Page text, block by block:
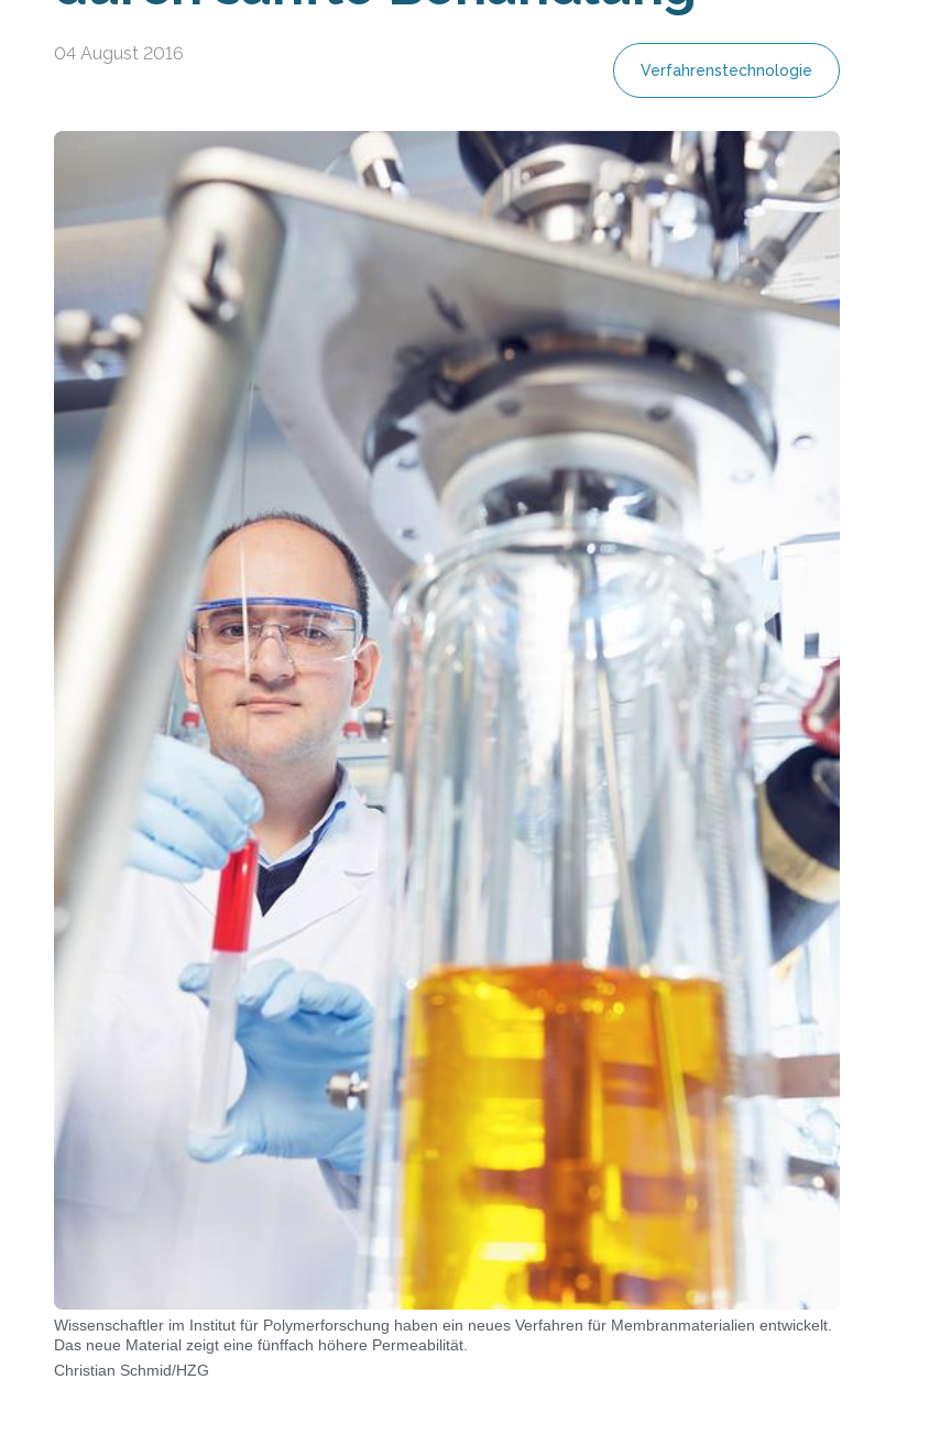
04 August 2016
Verfahrenstechnologie
Wissenschaftler im Institut für Polymerforschung haben ein neues Verfahren für Membranmaterialien entwickelt.
Das neue Material zeigt eine fünffach höhere Permeabilität.
Christian Schmid/HZG